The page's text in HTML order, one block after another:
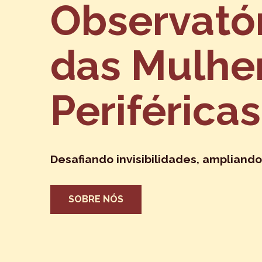
das
Periféricas
Desafiando invisibilidades,
SOBRE NÓS